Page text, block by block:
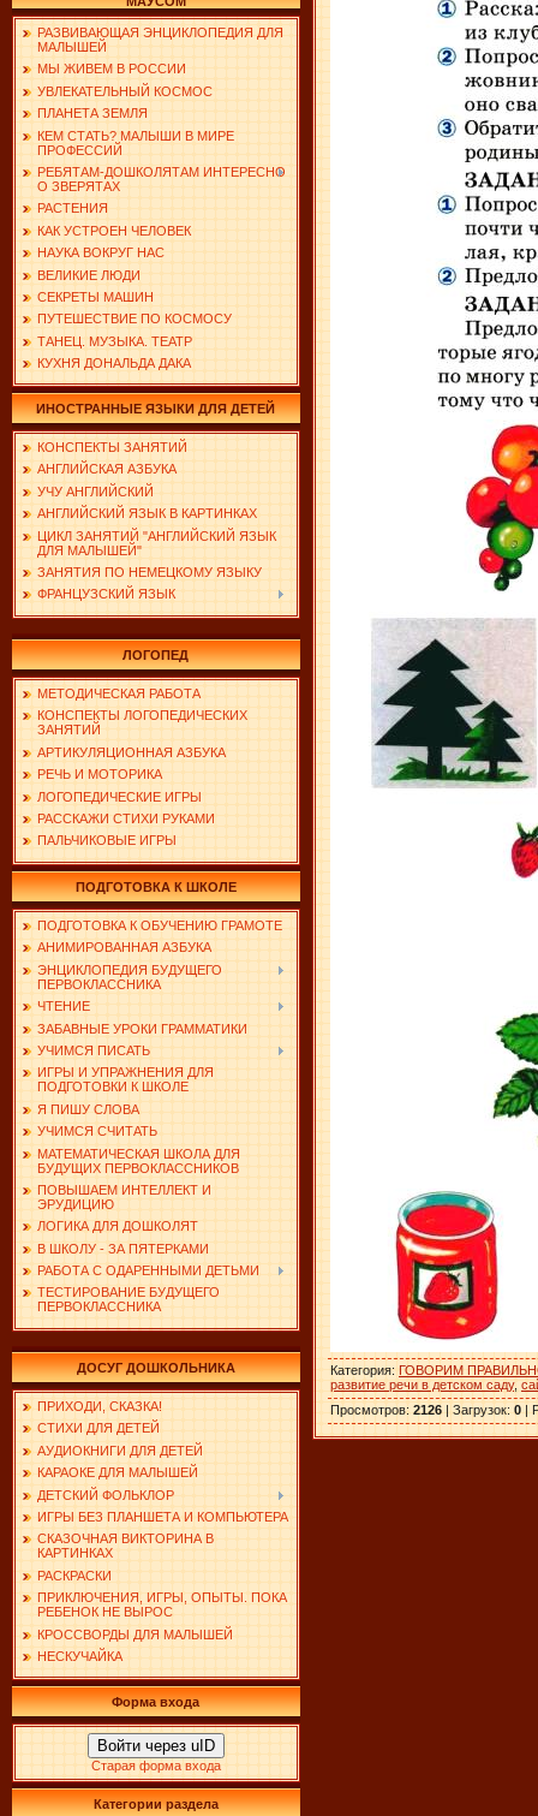
РАЗВИВАЮЩАЯ ЭНЦИКЛОПЕДИЯ ДЛЯ
МАЛЫШЕЙ
МЫ ЖИВЕМ В РОССИИ
УВЛЕКАТЕЛЬНЫЙ КОСМОС
ПЛАНЕТА ЗЕМЛЯ
КЕМ СТАТЬ? МАЛЫШИ В МИРЕ
ПРОФЕССИЙ
РЕБЯТАМ-ДОШКОЛЯТАМ ИНТЕРЕСНО
О ЗВЕРЯТАХ
РАСТЕНИЯ
КАК УСТРОЕН ЧЕЛОВЕК
НАУКА ВОКРУГ НАС
ВЕЛИКИЕ ЛЮДИ
СЕКРЕТЫ МАШИН
ПУТЕШЕСТВИЕ ПО КОСМОСУ
ТАНЕЦ. МУЗЫКА. ТЕАТР
КУХНЯ ДОНАЛЬДА ДАКА
ИНОСТРАННЫЕ ЯЗЫКИ ДЛЯ ДЕТЕЙ
КОНСПЕКТЫ ЗАНЯТИЙ
АНГЛИЙСКАЯ АЗБУКА
УЧУ АНГЛИЙСКИЙ
АНГЛИЙСКИЙ ЯЗЫК В КАРТИНКАХ
ЦИКЛ ЗАНЯТИЙ "АНГЛИЙСКИЙ ЯЗЫК
ДЛЯ МАЛЫШЕЙ"
ЗАНЯТИЯ ПО НЕМЕЦКОМУ ЯЗЫКУ
ФРАНЦУЗСКИЙ ЯЗЫК
ЛОГОПЕД
МЕТОДИЧЕСКАЯ РАБОТА
КОНСПЕКТЫ ЛОГОПЕДИЧЕСКИХ
ЗАНЯТИЙ
АРТИКУЛЯЦИОННАЯ АЗБУКА
РЕЧЬ И МОТОРИКА
ЛОГОПЕДИЧЕСКИЕ ИГРЫ
РАССКАЖИ СТИХИ РУКАМИ
ПАЛЬЧИКОВЫЕ ИГРЫ
ПОДГОТОВКА К ШКОЛЕ
ПОДГОТОВКА К ОБУЧЕНИЮ ГРАМОТЕ
АНИМИРОВАННАЯ АЗБУКА
ЭНЦИКЛОПЕДИЯ БУДУЩЕГО
ПЕРВОКЛАССНИКА
ЧТЕНИЕ
ЗАБАВНЫЕ УРОКИ ГРАММАТИКИ
УЧИМСЯ ПИСАТЬ
ИГРЫ И УПРАЖНЕНИЯ ДЛЯ
ПОДГОТОВКИ К ШКОЛЕ
Я ПИШУ СЛОВА
УЧИМСЯ СЧИТАТЬ
МАТЕМАТИЧЕСКАЯ ШКОЛА ДЛЯ
БУДУЩИХ ПЕРВОКЛАССНИКОВ
ПОВЫШАЕМ ИНТЕЛЛЕКТ И
ЭРУДИЦИЮ
ЛОГИКА ДЛЯ ДОШКОЛЯТ
В ШКОЛУ - ЗА ПЯТЕРКАМИ
РАБОТА С ОДАРЕННЫМИ ДЕТЬМИ
ТЕСТИРОВАНИЕ БУДУЩЕГО
ПЕРВОКЛАССНИКА
ДОСУГ ДОШКОЛЬНИКА
ПРИХОДИ, СКАЗКА!
СТИХИ ДЛЯ ДЕТЕЙ
АУДИОКНИГИ ДЛЯ ДЕТЕЙ
КАРАОКЕ ДЛЯ МАЛЫШЕЙ
ДЕТСКИЙ ФОЛЬКЛОР
ИГРЫ БЕЗ ПЛАНШЕТА И КОМПЬЮТЕРА
СКАЗОЧНАЯ ВИКТОРИНА В
КАРТИНКАХ
РАСКРАСКИ
ПРИКЛЮЧЕНИЯ, ИГРЫ, ОПЫТЫ. ПОКА
РЕБЕНОК НЕ ВЫРОС
КРОССВОРДЫ ДЛЯ МАЛЫШЕЙ
НЕСКУЧАЙКА
Форма входа
Войти через uID
Старая форма входа
Категории раздела
Категория: ГОВОРИМ
развитие речи в детском саду,
Просмотров: 2126 | Загрузок: 0 |